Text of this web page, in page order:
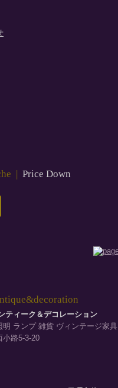
| Price Down
ティーク＆デコレーション
明 ランプ 雑貨 ヴィンテージ家具
小路5-3-20